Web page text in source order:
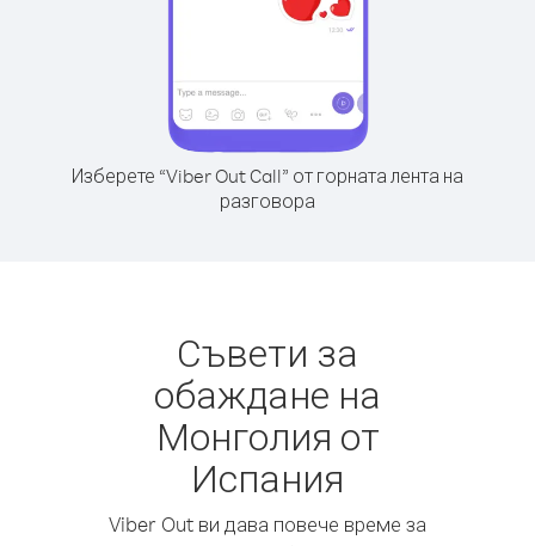
Изберете “Viber Out Call” от горната лента на
разговора
Съвети за
обаждане на
Монголия от
Испания
Viber Out ви дава повече време за